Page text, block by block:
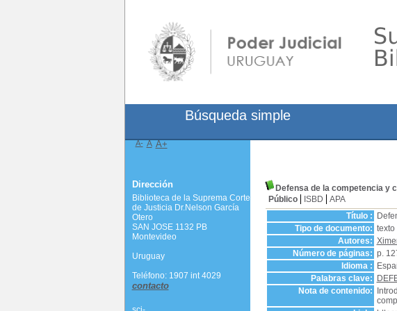
Defensa de la competencia y
Público
ISBD
APA
Título :
Tipo de documento: texto
Autores:
Número de páginas: p.
Idioma :
Palabras clave:
Nota de contenido:
Búsqueda simple
A- A A+
Dirección
Biblioteca de la Suprema Corte
de Justicia Dr.Nelson García
Otero
SAN JOSE 1132 PB
Montevideo
Uruguay
Teléfono: 1907 int 4029
contacto